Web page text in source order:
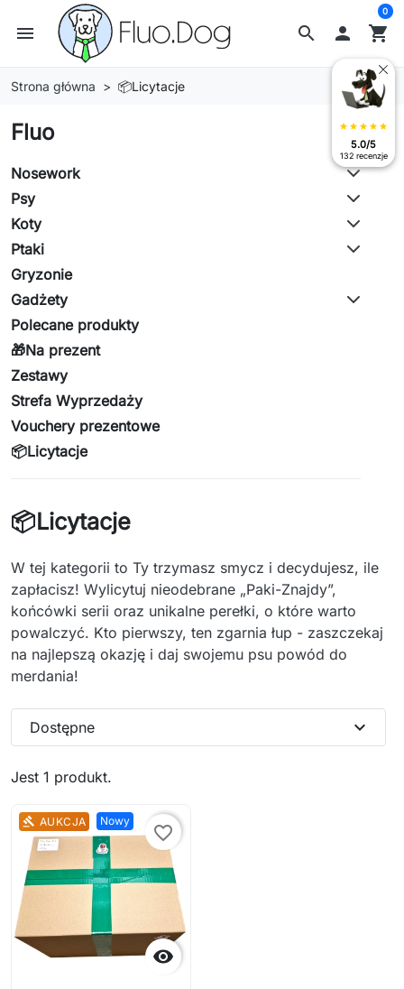
search
menu  shopping_cart
0
Strona główna 📦Licytacje
Fluo
Nosework
Psy
Koty
Ptaki
Gryzonie
Gadżety
Polecane produkty
🎁Na prezent
Zestawy
Strefa Wyprzedaży
Vouchery prezentowe
📦Licytacje
📦Licytacje
W tej kategorii to Ty trzymasz smycz i decydujesz, ile
zapłacisz! Wylicytuj nieodebrane „Paki-Znajdy”,
końcówki serii oraz unikalne perełki, o które warto
powalczyć. Kto pierwszy, ten zgarnia łup - zaszczekaj
na najlepszą okazję i daj swojemu psu powód do
merdania!
Jest 1 produkt.
Dostępne expand_more
gavel AUKCJA Nowy

favorite_border
star star star star star
5.0/5
132 recenzje